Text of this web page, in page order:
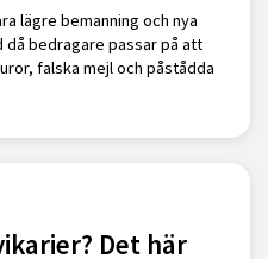
lägre bemanning och nya
då bedragare passar på att
falska mejl och påstådda
Det här